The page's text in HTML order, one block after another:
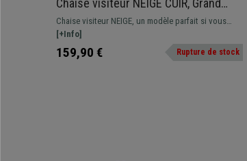
Rembourrage, Structure et Piétement
en Bois couleur Blanche, Blanc
Chaise visiteur NEIGE, un modèle parfait si vous
recherchez du confort et un design soigné. Elle
apporte une touche de style à votre bureau ou salle
d'attente.
[+Info]
159,90 € Rupture de stock